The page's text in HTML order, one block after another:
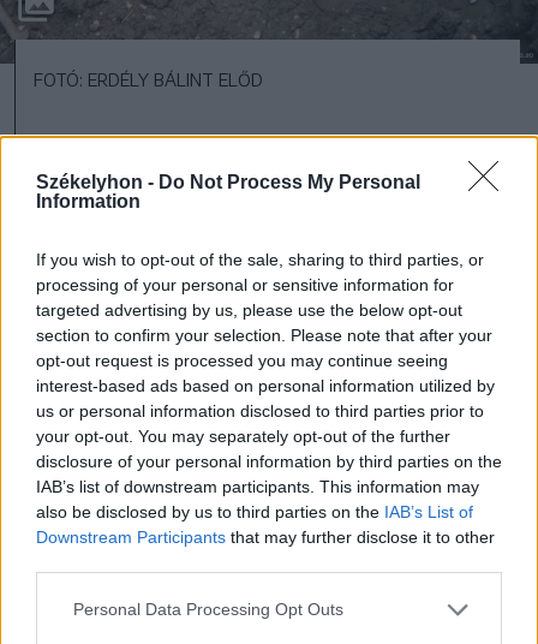
Székelyhon - Do Not Process My Personal
Information
If you wish to opt-out of the sale, sharing to third parties, or
processing of your personal or sensitive information for
targeted advertising by us, please use the below opt-out
section to confirm your selection. Please note that after your
opt-out request is processed you may continue seeing
interest-based ads based on personal information utilized by
us or personal information disclosed to third parties prior to
your opt-out. You may separately opt-out of the further
disclosure of your personal information by third parties on the
IAB’s list of downstream participants. This information may
also be disclosed by us to third parties on the IAB’s List of
Downstream Participants that may further disclose it to other
Personal Data Processing Opt Outs
FOTÓ: ERDÉLY BÁLINT ELŐD
haladni. Egyébként a szakember is
állománynál jóval kevesebb medvét
mutatnak majd a becsült eredmények a
korábban említett okok miatt.
Telítődő élőhely
Többnyire átlagosnak mondható méretű
medvék nyomait találták meg ez
alkalommal a terepen, kapitális egyedekre
utaló nyomokat nem regisztráltak –
nyilatkozta lapunknak Szabó Szilárd, a